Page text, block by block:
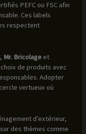
PEFC ou FSC afin
Ces labels
respectent
, Mr. Bricolageet
de produits avec
Adopter
vertueux où
d’extérieur,
des thèmes comme